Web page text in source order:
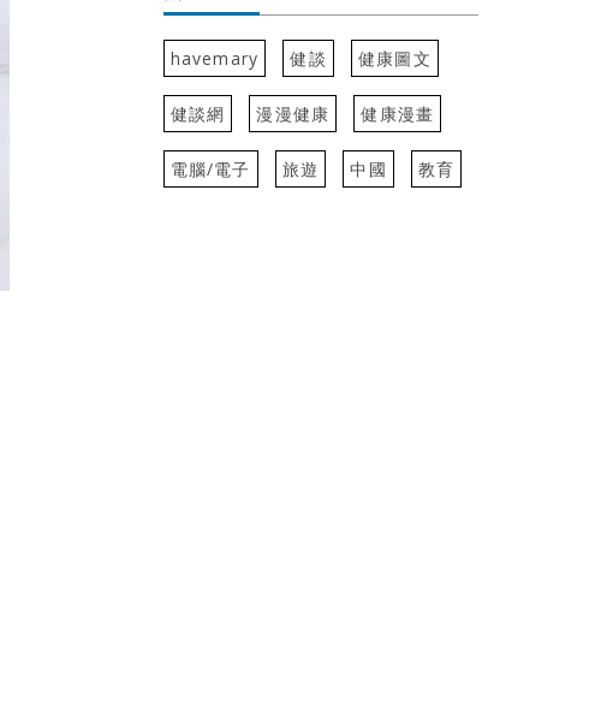
havemary 健談 健康圖文
健談網 漫漫健康 健康漫畫
電腦/電子 旅遊 中國 教育